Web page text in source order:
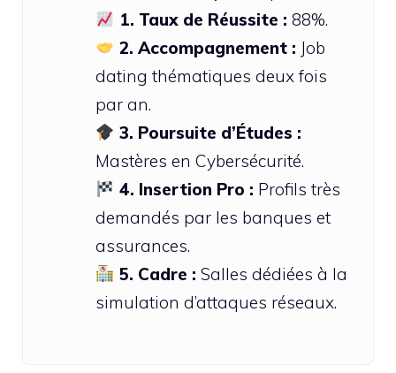
1. Taux de Réussite : 88%.
2. Accompagnement : Job
dating thématiques deux fois
par an.
3. Poursuite d’Études :
Mastères en Cybersécurité.
4. Insertion Pro : Profils très
demandés par les banques et
assurances.
5. Cadre : Salles dédiées à la
simulation d’attaques réseaux.